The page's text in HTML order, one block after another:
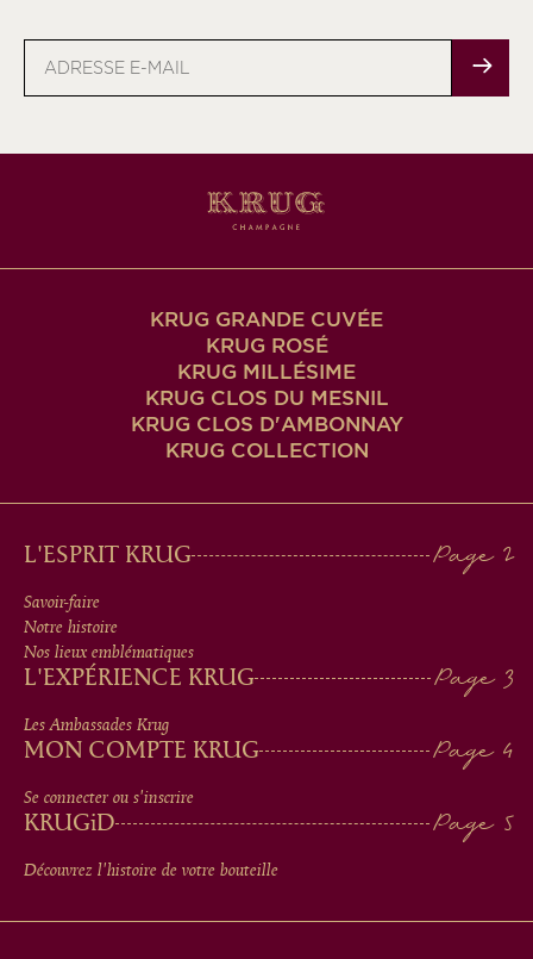
KRUG GRANDE CUVÉE
KRUG ROSÉ
KRUG MILLÉSIME
KRUG CLOS DU MESNIL
KRUG CLOS D'AMBONNAY
KRUG COLLECTION
MAIN
MEN
IN
FOOTER
L'ESPRIT KRUG
Savoir-faire
Notre histoire
Nos lieux emblématiques
L'EXPÉRIENCE KRUG
Les Ambassades Krug
MON COMPTE KRUG
Se connecter ou s'inscrire
KRUGiD
Découvrez l'histoire de votre bouteille